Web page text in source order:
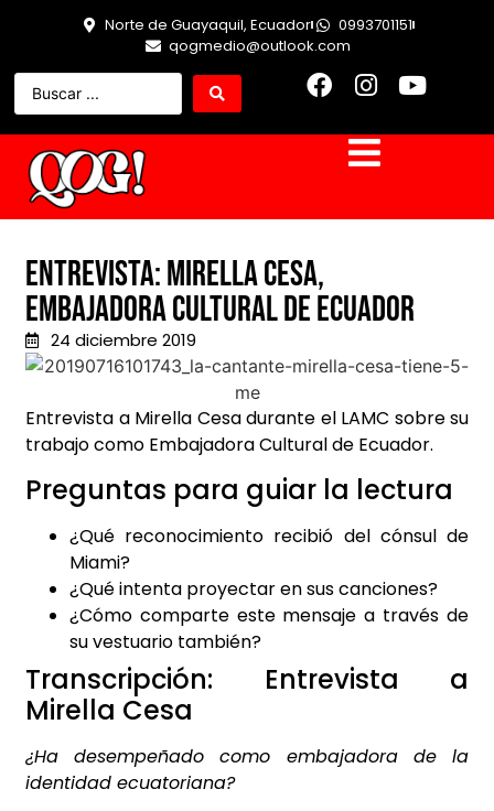
Norte de Guayaquil, Ecuador
0993701151
qogmedio@outlook.com
Entrevista: Mirella Cesa,
Embajadora Cultural de Ecuador
24 diciembre 2019
Entrevista a Mirella Cesa durante el LAMC sobre su
trabajo como Embajadora Cultural de Ecuador.
Preguntas para guiar la lectura
¿Qué reconocimiento recibió del cónsul de
Miami?
¿Qué intenta proyectar en sus canciones?
¿Cómo comparte este mensaje a través de
su vestuario también?
Transcripción: Entrevista a
Mirella Cesa
¿Ha desempeñado como embajadora de la
identidad ecuatoriana?